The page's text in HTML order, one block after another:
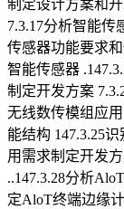
制定设计方案和
7.3.17分析智能传
传感器功能要求
智能传感器
制定开发方案
无线数传模组应
能结构 147.3.25
用需求制定开发
..147.3.28分析
定AloT终端边缘